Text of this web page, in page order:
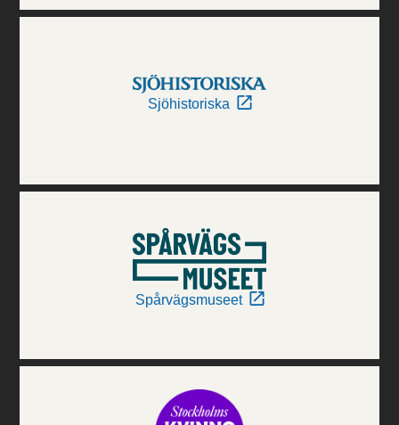
Sjöhistoriska
Spårvägsmuseet